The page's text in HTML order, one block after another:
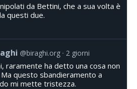
da Bettini, che a sua volta è
questi due.
@biraghi.org 2 giorni
raramente ha detto una cosa non
questo sbandieramento a
mi mette tristezza.